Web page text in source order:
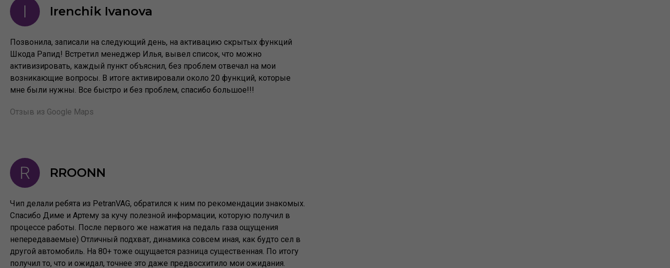
Позвонила, записали на следующий день, на активацию скрытых функций
Шкода Рапид! Встретил менеджер Илья, вывел список, что можно
активизировать, каждый пункт объяснил, без проблем отвечал на мои
возникающие вопросы. В итоге активировали около 20 функций, которые
мне были нужны. Все быстро и без проблем, спасибо большое!!!
Отзыв из Google Maps
Irenchik Ivanova
Чип делали ребята из PetranVAG, обратился к ним по рекомендации знакомых.
Спасибо Диме и Артему за кучу полезной информации, которую получил в
процессе работы. После первого же нажатия на педаль газа ощущения
непередаваемые) Отличный подхват, динамика совсем иная, как будто сел в
другой автомобиль. На 80+ тоже ощущается разница существенная. По итогу
получил то, что и ожидал, точнее это даже предвосхитило мои ожидания.
RROONN